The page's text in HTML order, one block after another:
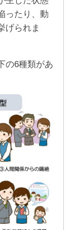
ったり、動
げられま
の6種類があ